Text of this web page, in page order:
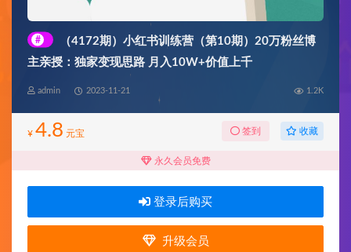
#
（4172期）小红书训练营（第10期）20万粉丝博
主亲授：独家变现思路 月入10W+价值上千
admin 2023-11-21 1.2K
¥ 4.8 元宝 签到 收藏
永久会员免费
登录后购买
升级会员